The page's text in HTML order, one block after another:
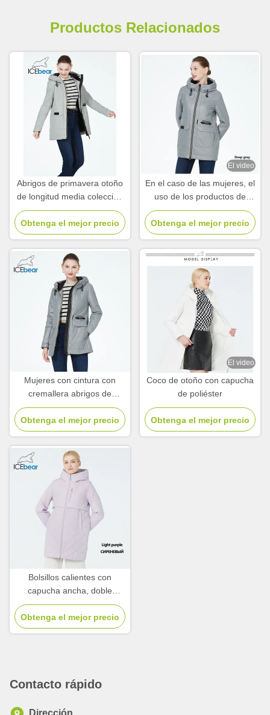
Productos Relacionados
Abrigos de primavera otoño
de longitud media colección
de abrigos de primavera
para mujeres otoño
Obtenga el mejor precio
El video
En el caso de las mujeres, el
uso de los productos de
limpieza es más frecuente.
Obtenga el mejor precio
Mujeres con cintura con
cremallera abrigos de
primavera corto
impermeable para el viento
adelgazamiento
Obtenga el mejor precio
El video
Coco de otoño con capucha
de poliéster
Obtenga el mejor precio
Bolsillos calientes con
capucha ancha, doble
cremallera, chaqueta ligera
con almohadilla.
Obtenga el mejor precio
Contacto rápido